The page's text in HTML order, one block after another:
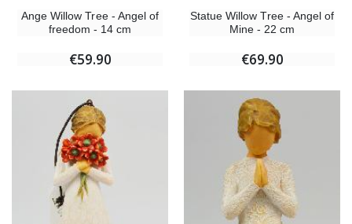
Ange Willow Tree - Angel of
freedom - 14 cm
€59.90
Statue Willow Tree - Angel of
Mine - 22 cm
€69.90